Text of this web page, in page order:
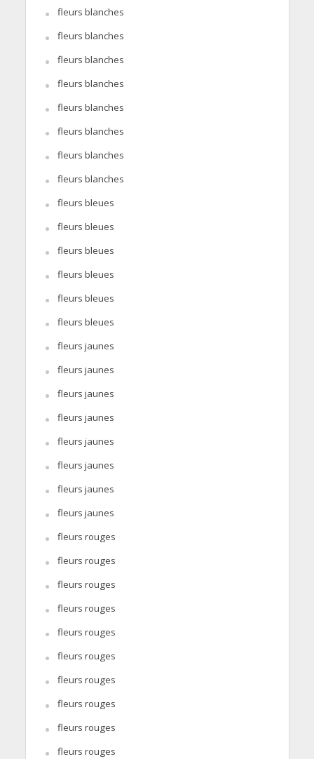
fleurs blanches
fleurs blanches
fleurs blanches
fleurs blanches
fleurs blanches
fleurs blanches
fleurs blanches
fleurs blanches
fleurs bleues
fleurs bleues
fleurs bleues
fleurs bleues
fleurs bleues
fleurs bleues
fleurs jaunes
fleurs jaunes
fleurs jaunes
fleurs jaunes
fleurs jaunes
fleurs jaunes
fleurs jaunes
fleurs jaunes
fleurs rouges
fleurs rouges
fleurs rouges
fleurs rouges
fleurs rouges
fleurs rouges
fleurs rouges
fleurs rouges
fleurs rouges
fleurs rouges